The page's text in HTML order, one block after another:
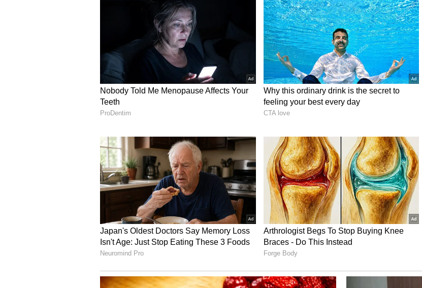
Image Credit :
ప్రభాస్ తండ్రి వార్నింగ్ ?
రాఘవ లారెన్స్ ని దర్శకుడిగా ఎంచుకోవడమే మేము చేసిన తప్పు. లారెన్స్ ని దర్శకుడిగా ప్రభాస్ గారికి
ప్రపోజ్ చేసింది మేమే. అప్పుడు ప్రభాస్ తండ్రి మాకు వార్నింగ్ ఇచ్చారు. లారెన్స్ తో మీరు వేగలేరు. వేరే